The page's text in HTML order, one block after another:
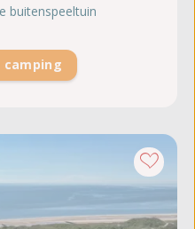
buitenspeeltuin
camping